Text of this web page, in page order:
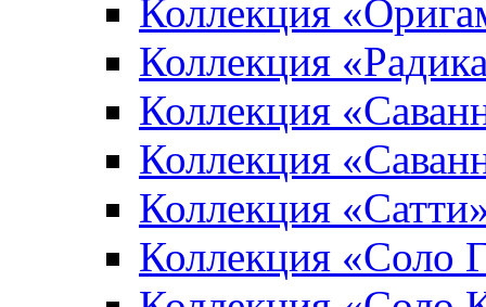
Коллекция
Коллекция
Коллекция
Коллекция
Коллекция
Коллекция «Соло